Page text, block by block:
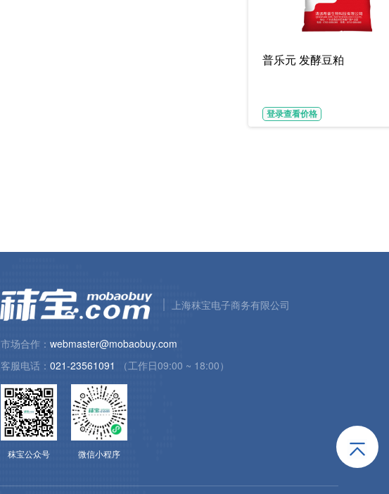
普乐元 发酵豆粕
登录查看价格
上海秣宝电子商务有限公司
市场合作： webmaster@mobaobuy.com
客服电话： 021-23561091 （工作日09:00 ~ 18:00）
秣宝公众号 微信小程序